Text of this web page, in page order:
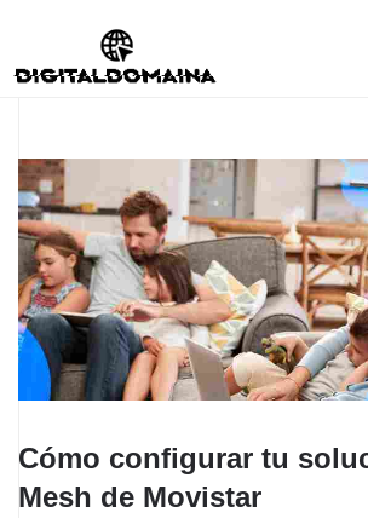
Cómo configurar tu
Mesh de Movistar